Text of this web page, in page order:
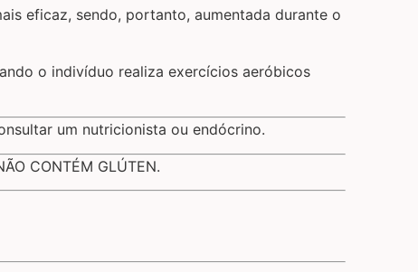
eficaz, sendo, portanto, aumentada durante o
o indivíduo realiza exercícios aeróbicos
um nutricionista ou endócrino.
CONTÉM GLÚTEN.